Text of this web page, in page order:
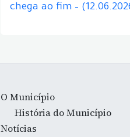
chega ao fim –
O Município
História do Município
Notícias